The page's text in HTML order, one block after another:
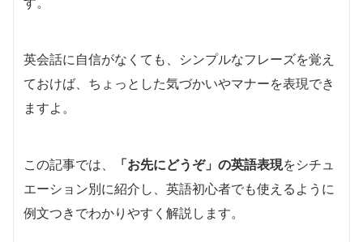
英会話に自信がなくても、シンプルなフレーズを覚え
ておけば、ちょっとした気づかいやマナーを表現でき
ますよ。
この記事では、 「お先にどうぞ」の英語表現をシチュ
エーション別に紹介し、英語初心者でも使えるように
例文つきでわかりやすく解説します。